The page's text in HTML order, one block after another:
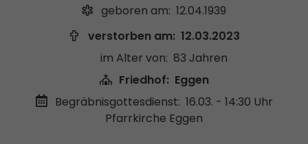
geboren am: 12.04.1939
verstorben am: 12.03.2023
im Alter von: 83 Jahren
Friedhof: Eggen
Begräbnisgottesdienst: 16.03. - 14:30 Uhr
Pfarrkirche Eggen